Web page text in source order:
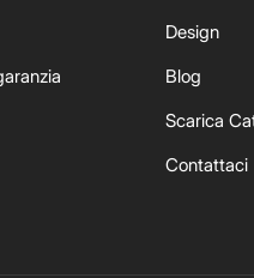
Design
Blog
Scarica
Contattaci